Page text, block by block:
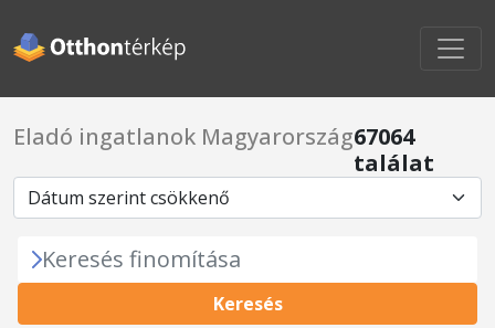
Eladó ingatlanok Magyarország67064
találat
Keresés finomítása
Keresés